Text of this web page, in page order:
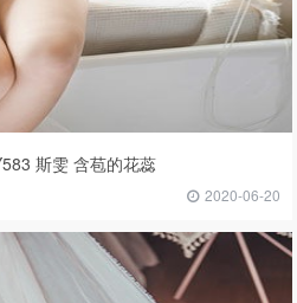
斯雯 含苞的花蕊
2020-06-20